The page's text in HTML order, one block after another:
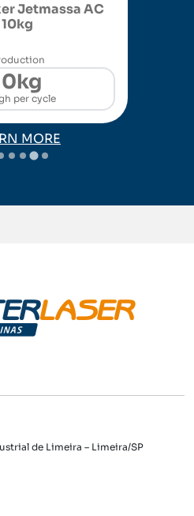
Jetmassa AC
10kg
per cycle
MORE
de Limeira – Limeira/SP